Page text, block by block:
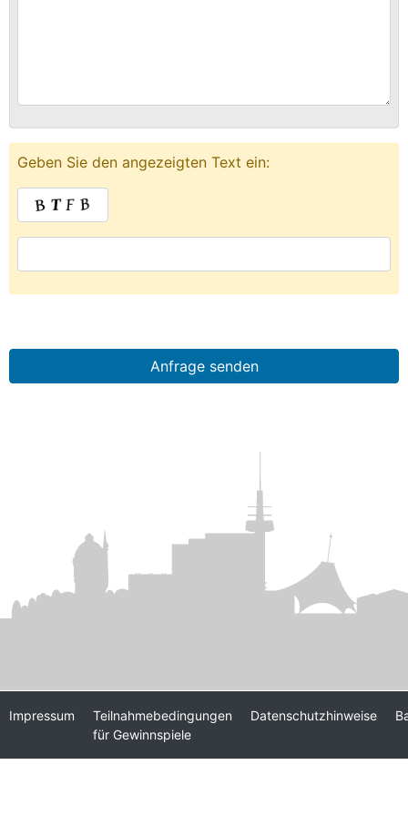
Geben Sie den angezeigten Text ein:
field
Please
this
Impressum
Teilnahmebedingungen
für Gewinnspiele
Datenschutzhinweise